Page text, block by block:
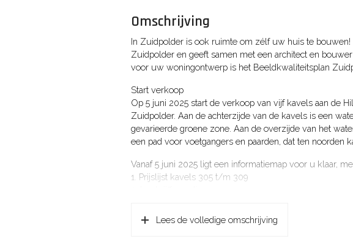
Omschrijving
In Zuidpolder is ook ruimte om zélf uw huis te bouwen!
Zuidpolder en geeft samen met een architect en
voor uw woningontwerp is het Beeldkwaliteitsplan
Start verkoop
Op 5 juni 2025 start de verkoop van vijf kavels aan de
Zuidpolder. Aan de achterzijde van de kavels is een
gevarieerde groene zone. Aan de overzijde van het
een pad voor voetgangers en paarden, dat ten noorden
Vanaf 5 juni 2025 ligt een informatiemap voor u klaar,
1. Prijslijst kavels 305 t/m 309
4. Overzichtskaart
Lees de volledige omschrijving